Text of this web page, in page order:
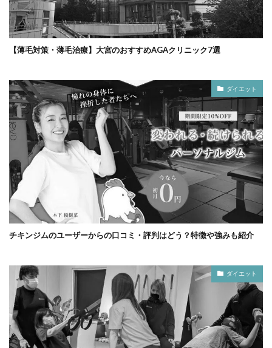
【薄毛対策・薄毛治療】大宮のおすすめAGAクリニック7選
ダイエット
チキンジムのユーザーからの口コミ・評判はどう？特徴や強みも紹介
ダイエット